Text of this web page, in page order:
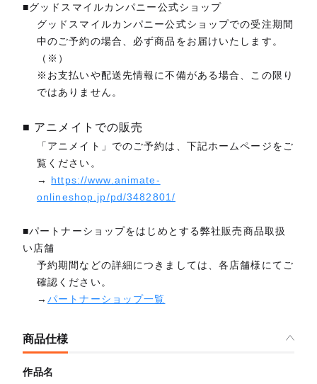
■グッドスマイルカンパニー公式ショップ
グッドスマイルカンパニー公式ショップでの受注期間
中のご予約の場合、必ず商品をお届けいたします。
（※）
※お支払いや配送先情報に不備がある場合、この限り
ではありません。
■ アニメイトでの販売
「アニメイト」でのご予約は、下記ホームページをご
覧ください。
→ https://www.animate-
onlineshop.jp/pd/3482801/
■パートナーショップをはじめとする弊社販売商品取扱
い店舗
予約期間などの詳細につきましては、各店舗様にてご
確認ください。
→パートナーショップ一覧
商品仕様
作品名